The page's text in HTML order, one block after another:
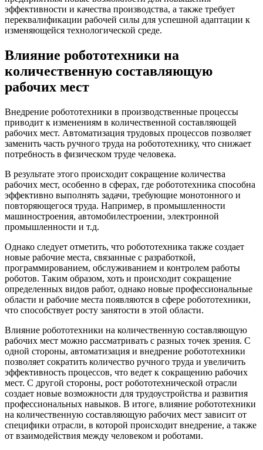
эффективности и качества производства, а также требует
переквалификации рабочей силы для успешной адаптации к
изменяющейся технологической среде.
Влияние робототехники на
количественную составляющую
рабочих мест
Внедрение робототехники в производственные процессы
приводит к изменениям в количественной составляющей
рабочих мест. Автоматизация трудовых процессов позволяет
заменить часть ручного труда на робототехнику, что снижает
потребность в физическом труде человека.
В результате этого происходит сокращение количества
рабочих мест, особенно в сферах, где робототехника способна
эффективно выполнять задачи, требующие монотонного и
повторяющегося труда. Например, в промышленности
машиностроения, автомобилестроении, электронной
промышленности и т.д.
Однако следует отметить, что робототехника также создает
новые рабочие места, связанные с разработкой,
программированием, обслуживанием и контролем работы
роботов. Таким образом, хоть и происходит сокращение
определенных видов работ, однако новые профессиональные
области и рабочие места появляются в сфере робототехники,
что способствует росту занятости в этой области.
Влияние робототехники на количественную составляющую
рабочих мест можно рассматривать с разных точек зрения. С
одной стороны, автоматизация и внедрение робототехники
позволяет сократить количество ручного труда и увеличить
эффективность процессов, что ведет к сокращению рабочих
мест. С другой стороны, рост робототехнической отрасли
создает новые возможности для трудоустройства и развития
профессиональных навыков. В итоге, влияние робототехники
на количественную составляющую рабочих мест зависит от
специфики отрасли, в которой происходит внедрение, а также
от взаимодействия между человеком и роботами.